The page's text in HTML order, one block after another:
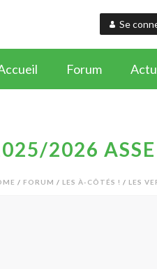
Se
Forum
2026
/ FORUM / LES À-CÔTÉS ! / LES